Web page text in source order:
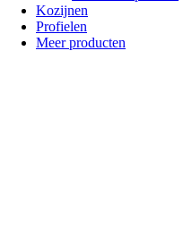
Kozijnen
Profielen
Meer producten